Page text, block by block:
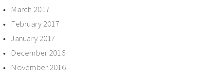
March 2017
February 2017
January 2017
December 2016
November 2016